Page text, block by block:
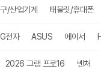
/산업기계 태블릿/휴대폰
전자 ASUS 에이서
2026 그램 프로16 벤처